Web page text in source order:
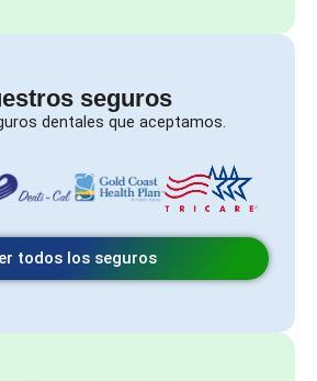
seguros
dentales que aceptamos.
todos los seguros